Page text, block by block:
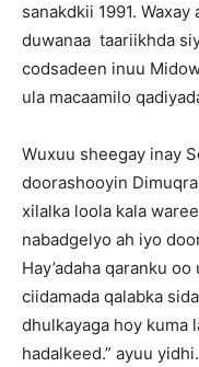
sanakdkii 1991.
duwanaa taariikhda
codsadeen inuu
ula macaamilo
Wuxuu sheegay inay
doorashooyin
xilalka loola kala
nabadgelyo ah iyo
Hay’adaha qaranku
ciidamada qalabka
dhulkayaga hoy kuma
hadalkeed.” ayuu yidhi.